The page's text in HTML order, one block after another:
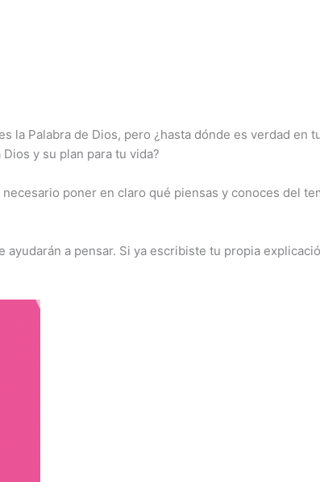
la Palabra de Dios, pero ¿hasta dónde es verdad en
y su plan para tu vida?
poner en claro qué piensas y conoces del
a pensar. Si ya escribiste tu propia